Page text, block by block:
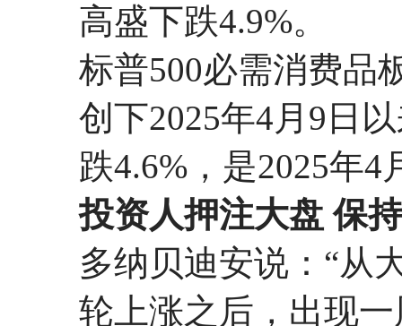
高盛下跌4.9%。
标普500必需消费品
创下2025年4月9日
跌4.6%，是2025年
投资人押注大盘 保
多纳贝迪安说：“从
轮上涨之后，出现